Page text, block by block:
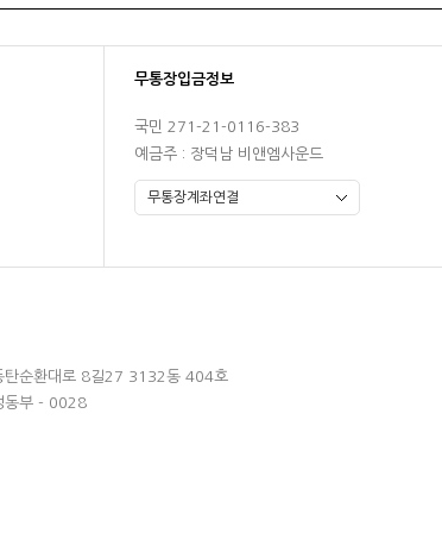
무통장입금정보
국민 271-21-0116-383
예금주 : 장덕남 비앤엠사운드
탄순환대로 8길27 3132동 404호
동부 - 0028